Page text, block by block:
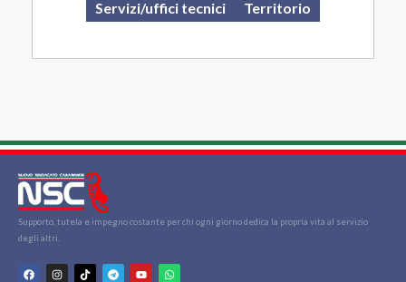
Servizi/uffici tecnici
Territorio
Supporto, tutela e impegno costante per chi ogni giorno dedica la propria vita al servizio
degli altri.